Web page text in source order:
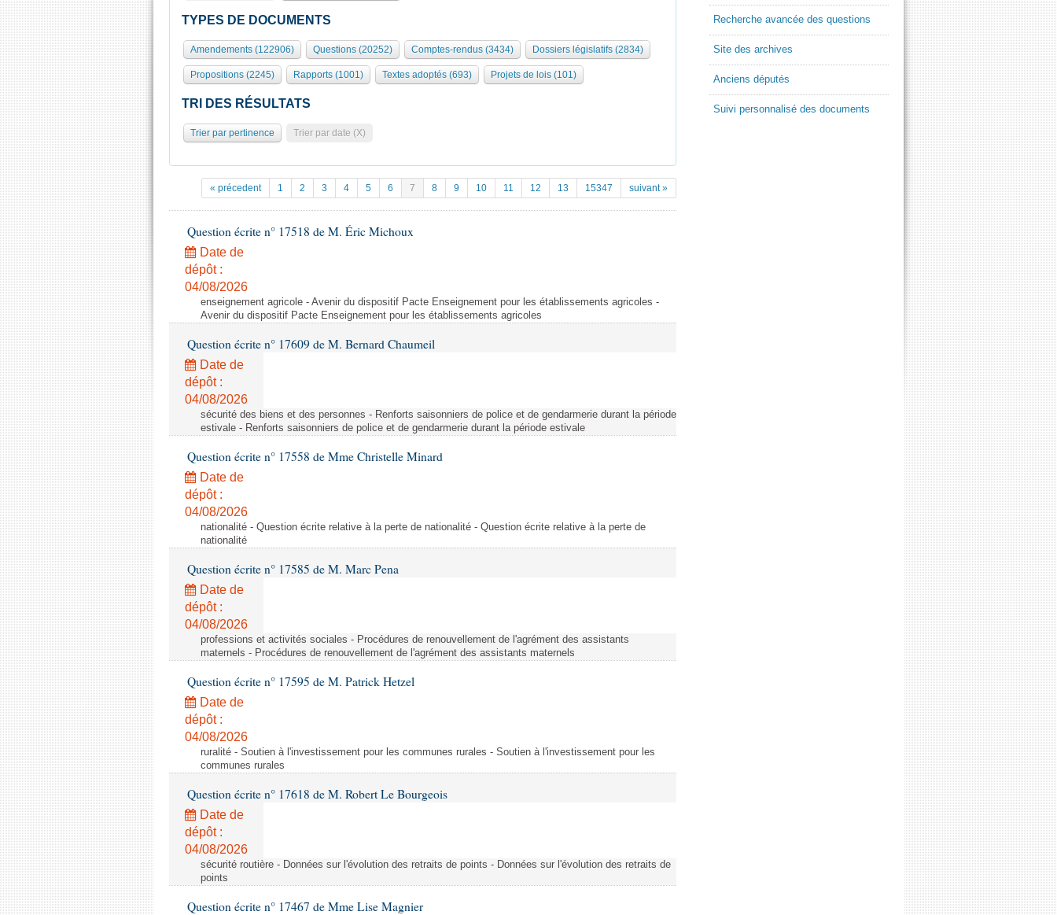
TYPES DE DOCUMENTS
Amendements (122906) Questions (20252) Comptes-rendus (3434) Dossiers législatifs (2834)
Propositions (2245) Rapports (1001) Textes adoptés (693) Projets de lois (101)
TRI DES RÉSULTATS
Trier par pertinence Trier par date (X)
« précedent 1 2 3 4 5 6 7 8 9 10 11 12 13 15347 suivant »
Question écrite n° 17518 de M. Éric Michoux
Date de
dépôt :
04/08/2026
enseignement agricole - Avenir du dispositif Pacte Enseignement pour les établissements agricoles -
Avenir du dispositif Pacte Enseignement pour les établissements agricoles
Question écrite n° 17609 de M. Bernard Chaumeil
Date de
dépôt :
04/08/2026
sécurité des biens et des personnes - Renforts saisonniers de police et de gendarmerie durant la période
estivale - Renforts saisonniers de police et de gendarmerie durant la période estivale
Question écrite n° 17558 de Mme Christelle Minard
Date de
dépôt :
04/08/2026
nationalité - Question écrite relative à la perte de nationalité - Question écrite relative à la perte de
nationalité
Question écrite n° 17585 de M. Marc Pena
Date de
dépôt :
04/08/2026
professions et activités sociales - Procédures de renouvellement de l'agrément des assistants
maternels - Procédures de renouvellement de l'agrément des assistants maternels
Question écrite n° 17595 de M. Patrick Hetzel
Date de
dépôt :
04/08/2026
ruralité - Soutien à l'investissement pour les communes rurales - Soutien à l'investissement pour les
communes rurales
Question écrite n° 17618 de M. Robert Le Bourgeois
Date de
dépôt :
04/08/2026
sécurité routière - Données sur l'évolution des retraits de points - Données sur l'évolution des retraits de
points
Question écrite n° 17467 de Mme Lise Magnier
Recherche avancée des questions
Site des archives
Anciens députés
Suivi personnalisé des documents